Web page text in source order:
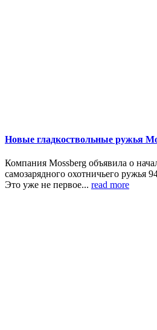
Новые гладкоствольные ружья
Компания Mossberg объявила о
самозарядного охотничьего ружья
Это уже не первое... read more